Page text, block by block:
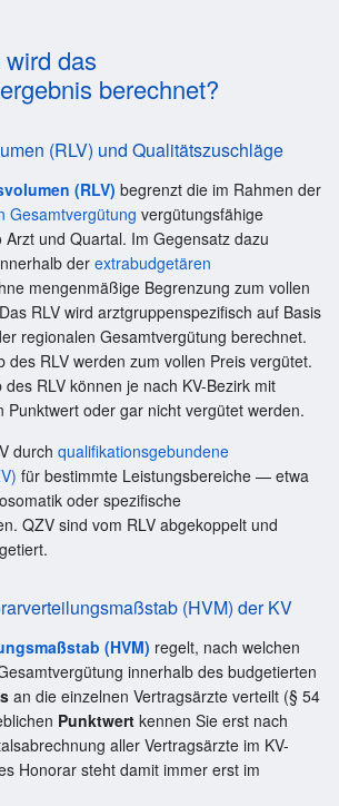
das
berechnet?
(RLV) und Qualitätszuschläge
(RLV) begrenzt die im Rahmen der
Gesamtvergütung vergütungsfähige
und Quartal. Im Gegensatz dazu
der extrabudgetären
mengenmäßige Begrenzung zum vollen
RLV wird arztgruppenspezifisch auf Basis
regionalen Gesamtvergütung berechnet.
des RLV werden zum vollen Preis vergütet.
RLV können je nach KV-Bezirk mit
Punktwert oder gar nicht vergütet werden.
durch qualifikationsgebundene
für bestimmte Leistungsbereiche — etwa
oder spezifische
QZV sind vom RLV abgekoppelt und
(HVM) der KV
(HVM) regelt, nach welchen
innerhalb des budgetierten
an die einzelnen Vertragsärzte verteilt (§ 54
Punktwert kennen Sie erst nach
aller Vertragsärzte im KV-
Honorar steht damit immer erst im